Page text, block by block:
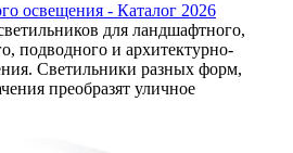
освещения - Каталог 2026
для ландшафтного,
подводного и архитектурно-
Светильники разных форм,
преобразят уличное